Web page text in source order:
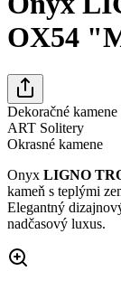
OX54
Dekoračné kamene
ART Solitery
Okrasné kamene
Onyx LIGNO
kameň s teplými
Elegantný
nadčasový luxus.